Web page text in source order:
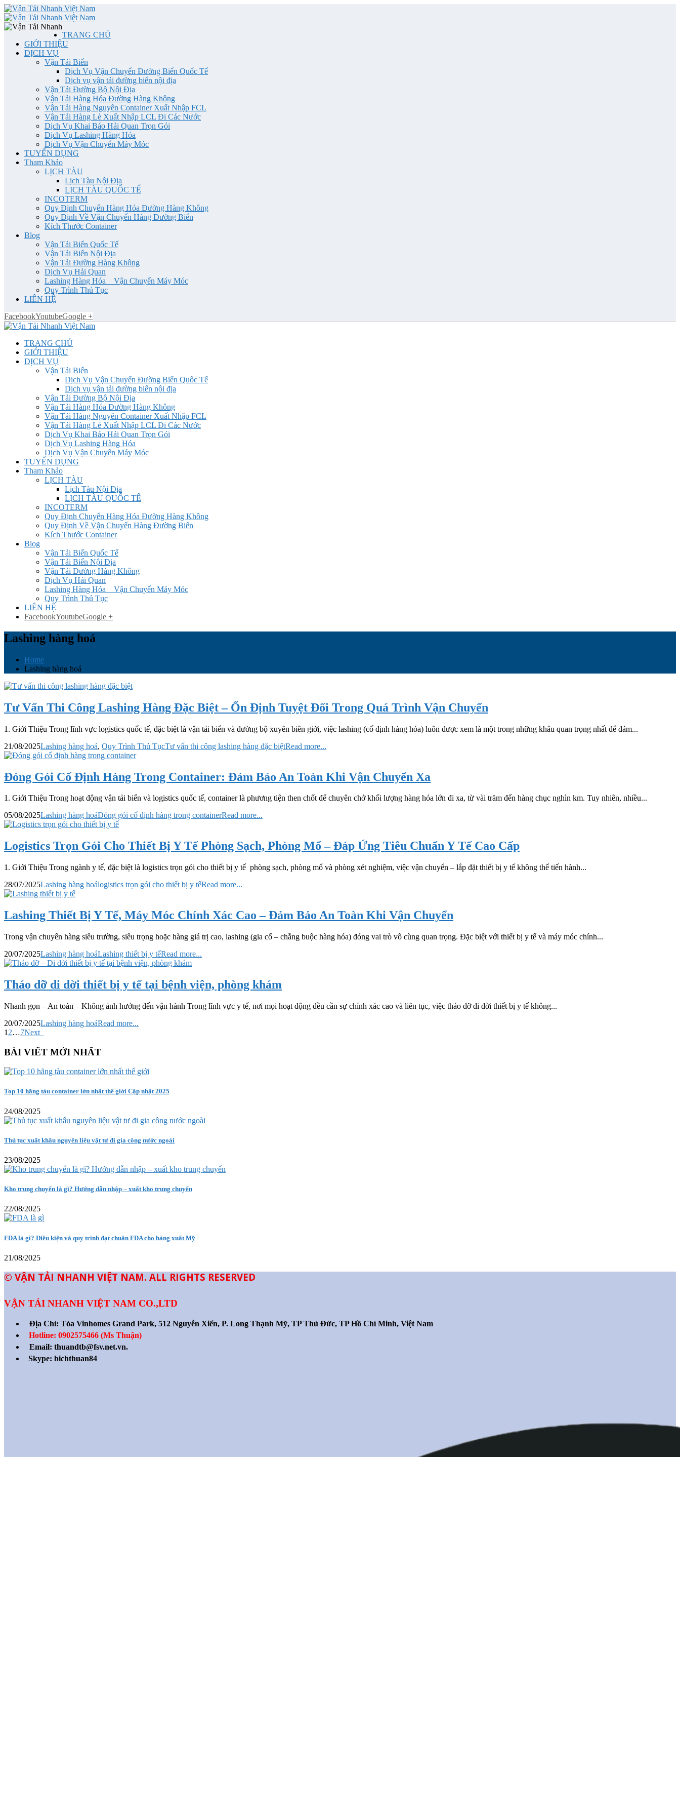
TRANG CHỦ
GIỚI THIỆU
DỊCH VỤ
Vận Tải Biển
Dịch Vụ Vận Chuyển Đường Biển Quốc Tế
Dịch vụ vận tải đường biển nội địa
Vận Tải Đường Bộ Nội Địa
Vận Tải Hàng Hóa Đường Hàng Không
Vận Tải Hàng Nguyên Container Xuất Nhập FCL
Vận Tải Hàng Lẻ Xuất Nhập LCL Đi Các Nước
Dịch Vụ Khai Báo Hải Quan Trọn Gói
Dịch Vụ Lashing Hàng Hóa
Dịch Vụ Vận Chuyển Máy Móc
TUYỂN DỤNG
Tham Khảo
LỊCH TÀU
Lịch Tàu Nội Địa
LỊCH TÀU QUỐC TẾ
INCOTERM
Quy Định Chuyển Hàng Hóa Đường Hàng Không
Quy Định Về Vận Chuyển Hàng Đường Biển
Kích Thước Container
Blog
Vận Tải Biển Quốc Tế
Vận Tải Biển Nội Địa
Vận Tải Đường Hàng Không
Dịch Vụ Hải Quan
Lashing Hàng Hóa _ Vận Chuyển Máy Móc
Quy Trình Thủ Tục
LIÊN HỆ
FacebookYoutubeGoogle +
TRANG CHỦ
GIỚI THIỆU
DỊCH VỤ
Vận Tải Biển
Dịch Vụ Vận Chuyển Đường Biển Quốc Tế
Dịch vụ vận tải đường biển nội địa
Vận Tải Đường Bộ Nội Địa
Vận Tải Hàng Hóa Đường Hàng Không
Vận Tải Hàng Nguyên Container Xuất Nhập FCL
Vận Tải Hàng Lẻ Xuất Nhập LCL Đi Các Nước
Dịch Vụ Khai Báo Hải Quan Trọn Gói
Dịch Vụ Lashing Hàng Hóa
Dịch Vụ Vận Chuyển Máy Móc
TUYỂN DỤNG
Tham Khảo
LỊCH TÀU
Lịch Tàu Nội Địa
LỊCH TÀU QUỐC TẾ
INCOTERM
Quy Định Chuyển Hàng Hóa Đường Hàng Không
Quy Định Về Vận Chuyển Hàng Đường Biển
Kích Thước Container
Blog
Vận Tải Biển Quốc Tế
Vận Tải Biển Nội Địa
Vận Tải Đường Hàng Không
Dịch Vụ Hải Quan
Lashing Hàng Hóa _ Vận Chuyển Máy Móc
Quy Trình Thủ Tục
LIÊN HỆ
FacebookYoutubeGoogle +
Lashing hàng hoá
Home
Lashing hàng hoá
Tư Vấn Thi Công Lashing Hàng Đặc Biệt – Ổn Định Tuyệt Đối Trong Quá Trình Vận Chuyển
1. Giới Thiệu Trong lĩnh vực logistics quốc tế, đặc biệt là vận tải biển và đường bộ xuyên biên giới, việc lashing (cố định hàng hóa) luôn được xem là một trong những khâu quan trọng nhất để đảm...
21/08/2025Lashing hàng hoá, Quy Trình Thủ TụcTư vấn thi công lashing hàng đặc biệtRead more...
Đóng Gói Cố Định Hàng Trong Container: Đảm Bảo An Toàn Khi Vận Chuyển Xa
1. Giới Thiệu Trong hoạt động vận tải biển và logistics quốc tế, container là phương tiện then chốt để chuyên chở khối lượng hàng hóa lớn đi xa, từ vài trăm đến hàng chục nghìn km. Tuy nhiên, nhiều...
05/08/2025Lashing hàng hoáĐóng gói cố định hàng trong containerRead more...
Logistics Trọn Gói Cho Thiết Bị Y Tế Phòng Sạch, Phòng Mổ – Đáp Ứng Tiêu Chuẩn Y Tế Cao Cấp
1. Giới Thiệu Trong ngành y tế, đặc biệt là logistics trọn gói cho thiết bị y tế phòng sạch, phòng mổ và phòng xét nghiệm, việc vận chuyển – lắp đặt thiết bị y tế không thể tiến hành...
28/07/2025Lashing hàng hoálogistics trọn gói cho thiết bị y tếRead more...
Lashing Thiết Bị Y Tế, Máy Móc Chính Xác Cao – Đảm Bảo An Toàn Khi Vận Chuyển
Trong vận chuyển hàng siêu trường, siêu trọng hoặc hàng giá trị cao, lashing (gia cố – chằng buộc hàng hóa) đóng vai trò vô cùng quan trọng. Đặc biệt với thiết bị y tế và máy móc chính...
20/07/2025Lashing hàng hoáLashing thiết bị y tếRead more...
Tháo dỡ di dời thiết bị y tế tại bệnh viện, phòng khám
Nhanh gọn – An toàn – Không ảnh hưởng đến vận hành Trong lĩnh vực y tế, nơi mọi hoạt động đều cần sự chính xác cao và liên tục, việc tháo dỡ di dời thiết bị y tế không...
20/07/2025Lashing hàng hoáRead more...
1 2…7Next
BÀI VIẾT MỚI NHẤT
Top 10 hãng tàu container lớn nhất thế giới Cập nhật 2025
24/08/2025
Thủ tục xuất khẩu nguyên liệu vật tư đi gia công nước ngoài
23/08/2025
Kho trung chuyển là gì? Hướng dẫn nhập – xuất kho trung chuyển
22/08/2025
FDA là gì? Điều kiện và quy trình đạt chuẩn FDA cho hàng xuất Mỹ
21/08/2025
© VẬN TẢI NHANH VIỆT NAM. ALL RIGHTS RESERVED
VẬN TẢI NHANH VIỆT NAM CO.,LTD
Địa Chỉ: Tòa Vinhomes Grand Park, 512 Nguyễn Xiển, P. Long Thạnh Mỹ, TP Thủ Đức, TP Hồ Chí Minh, Việt Nam
Hotline: 0902575466 (Ms Thuận)
Email: thuandtb@fsv.net.vn.
Skype: bichthuan84